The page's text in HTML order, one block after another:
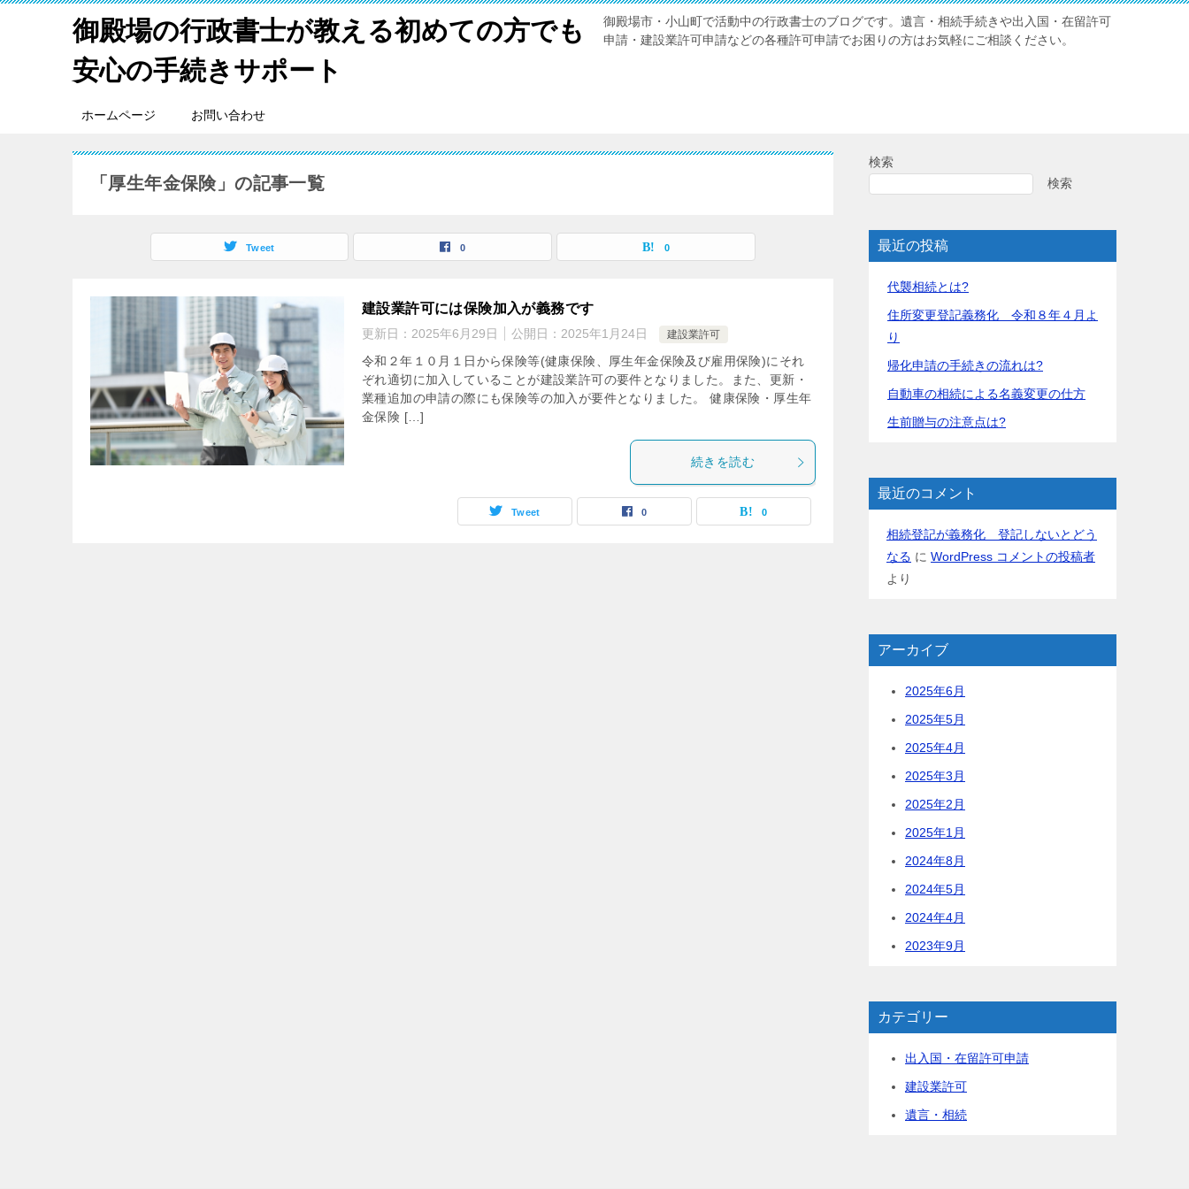
御殿場の行政書士が教える初めての方でも
安心の手続きサポート
御殿場市・小山町で活動中の行政書士のブログです。遺言・相続手続きや出入国・在留許可
申請・建設業許可申請などの各種許可申請でお困りの方はお気軽にご相談ください。
ホームページ お問い合わせ
「厚生年金保険」の記事一覧
Tweet 0 0
建設業許可には保険加入が義務です
更新日： 2025年6月29日 公開日： 2025年1月24日 建設業許可
令和２年１０月１日から保険等(健康保険、厚生年金保険及び雇用保険)にそれ
ぞれ適切に加入していることが建設業許可の要件となりました。また、更新・
業種追加の申請の際にも保険等の加入が要件となりました。 健康保険・厚生年
金保険 […]
続きを読む
Tweet 0 0
検索
検索
最近の投稿
代襲相続とは?
住所変更登記義務化 令和８年４月よ
り
帰化申請の手続きの流れは?
自動車の相続による名義変更の仕方
生前贈与の注意点は?
最近のコメント
相続登記が義務化 登記しないとどう
なる に WordPress コメントの投稿者
より
アーカイブ
2025年6月
2025年5月
2025年4月
2025年3月
2025年2月
2025年1月
2024年8月
2024年5月
2024年4月
2023年9月
カテゴリー
出入国・在留許可申請
建設業許可
遺言・相続